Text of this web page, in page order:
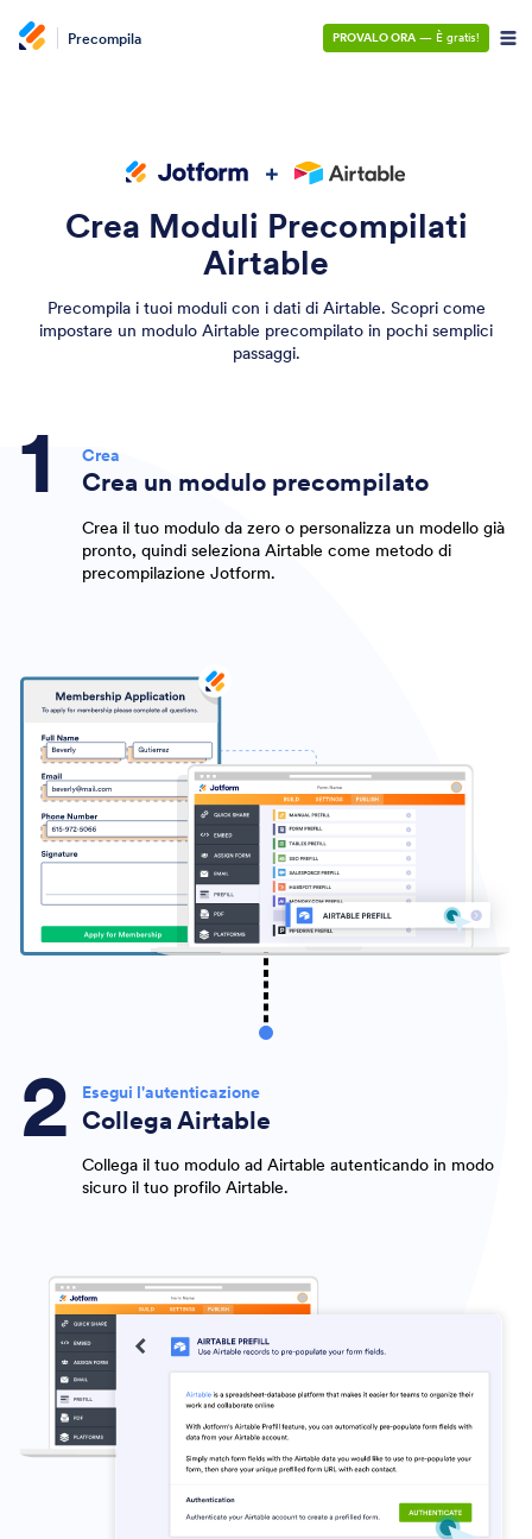
Precompila PROVALO ORA — È gratis!
Crea Moduli Precompilati
Airtable
Precompila i tuoi moduli con i dati di Airtable. Scopri come
impostare un modulo Airtable precompilato in pochi semplici
passaggi.
Crea
Crea un modulo precompilato
Crea il tuo modulo da zero o personalizza un modello già
pronto, quindi seleziona Airtable come metodo di
precompilazione Jotform.
Esegui l'autenticazione
Collega Airtable
Collega il tuo modulo ad Airtable autenticando in modo
sicuro il tuo profilo Airtable.